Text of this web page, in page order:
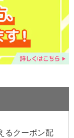
るクーポン配